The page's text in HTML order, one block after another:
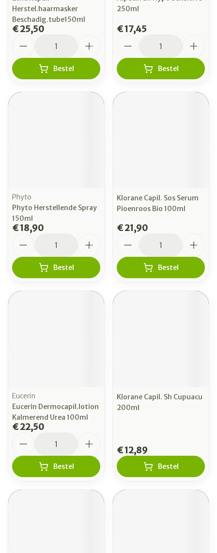
Herstel.haarmasker
Beschadig.tube150ml
€ 25,50
Bestel
250ml
€ 17,45
Bestel
Phyto
Phyto Herstellende Spray
150ml
€ 18,90
Bestel
Klorane Capil. Sos Serum
Pioenroos Bio 100ml
€ 21,90
Bestel
Eucerin
Eucerin Dermocapil.lotion
Kalmerend Urea 100ml
€ 22,50
Bestel
Klorane Capil. Sh Cupuacu
200ml
€ 12,89
Bestel